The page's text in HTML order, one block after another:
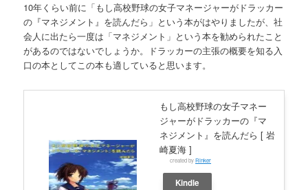
10年くらい前に「もし高校野球の女子マネージャーがドラッカー
の『マネジメント』を読んだら」という本がはやりましたが、社
会人に出たら一度は「マネジメント」という本を勧められたこと
があるのではないでしょうか。ドラッカーの主張の概要を知る入
口の本としてこの本も適していると思います。
もし高校野球の女子マネー
ジャーがドラッカーの『マ
ネジメント』を読んだら [ 岩
崎夏海 ]
created byRinker
Kindle